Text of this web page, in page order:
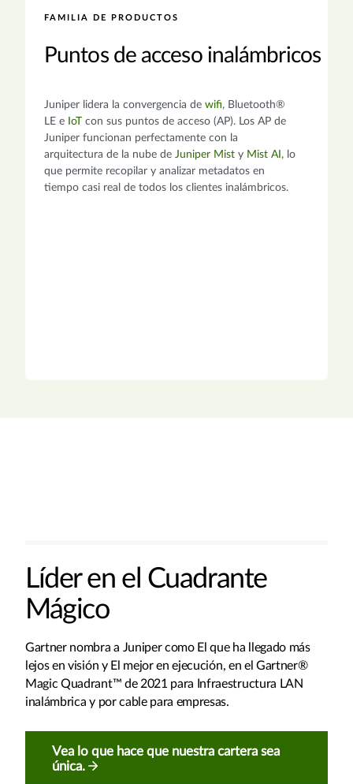
FAMILIA DE PRODUCTOS
Puntos de acceso inalámbricos
Juniper lidera la convergencia de wifi, Bluetooth®
LE e IoT con sus puntos de acceso (AP). Los AP de
Juniper funcionan perfectamente con la
arquitectura de la nube de Juniper Mist y Mist AI , lo
que permite recopilar y analizar metadatos en
tiempo casi real de todos los clientes inalámbricos.
Líder en el Cuadrante
Mágico
Gartner nombra a Juniper como El que ha llegado más
lejos en visión y El mejor en ejecución, en el Gartner®
Magic Quadrant™ de 2021 para Infraestructura LAN
inalámbrica y por cable para empresas.
Vea lo que hace que nuestra cartera sea
única.